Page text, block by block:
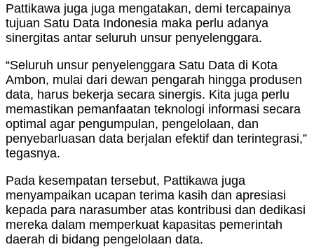
Pattikawa juga juga mengatakan, demi tercapainya
tujuan Satu Data Indonesia maka perlu adanya
sinergitas antar seluruh unsur penyelenggara.
“Seluruh unsur penyelenggara Satu Data di Kota
Ambon, mulai dari dewan pengarah hingga produsen
data, harus bekerja secara sinergis. Kita juga perlu
memastikan pemanfaatan teknologi informasi secara
optimal agar pengumpulan, pengelolaan, dan
penyebarluasan data berjalan efektif dan terintegrasi,”
tegasnya.
Pada kesempatan tersebut, Pattikawa juga
menyampaikan ucapan terima kasih dan apresiasi
kepada para narasumber atas kontribusi dan dedikasi
mereka dalam memperkuat kapasitas pemerintah
daerah di bidang pengelolaan data.